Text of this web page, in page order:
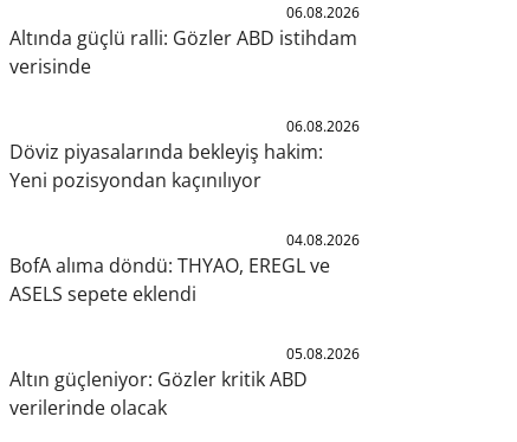
06.08.2026
Altında güçlü ralli: Gözler ABD istihdam
verisinde
06.08.2026
Döviz piyasalarında bekleyiş hakim:
Yeni pozisyondan kaçınılıyor
04.08.2026
BofA alıma döndü: THYAO, EREGL ve
ASELS sepete eklendi
05.08.2026
Altın güçleniyor: Gözler kritik ABD
verilerinde olacak